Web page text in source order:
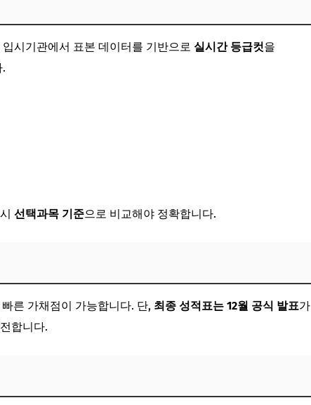
시기관에서 표본 데이터를 기반으로 실시간 등급컷을
선택과목 기준으로 비교해야 정확합니다.
른 가채점이 가능합니다. 단, 최종 성적표는 12월 공식 발표가
합니다.